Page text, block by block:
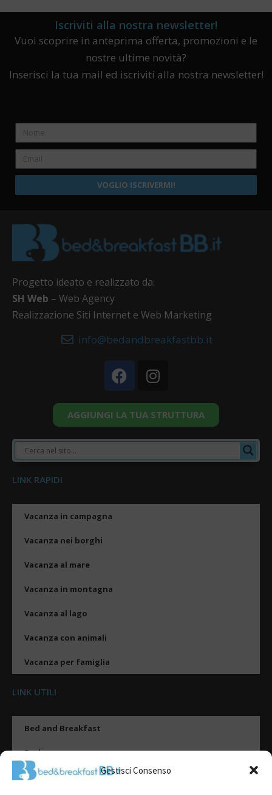
Gestisci Consenso
Iscriviti alla nostra newsletter!
Vuoi scoprire in anteprima offerta, promozioni e le
nostre ultime novità?
Inserisci la tua mail ed iscriviti alla nostra newsletter!
VOGLIO ISCRIVERMI!
Progetto ideato e realizzato da:
SH Web – Web Agency
Realizzazione Siti Internet e Web Marketing
info@bedandbreakfastbb.it
AGGIUNGI LA TUA STRUTTURA
LINK RAPIDI
Vacanza in campagna
Vacanza nei borghi
Vacanza al mare
Vacanza in montagna
Vacanza al lago
Vacanza con animali
Vacanza per famiglia
LINK UTILI
Bed and Breakfast
Esplora
Tipologie di alloggio